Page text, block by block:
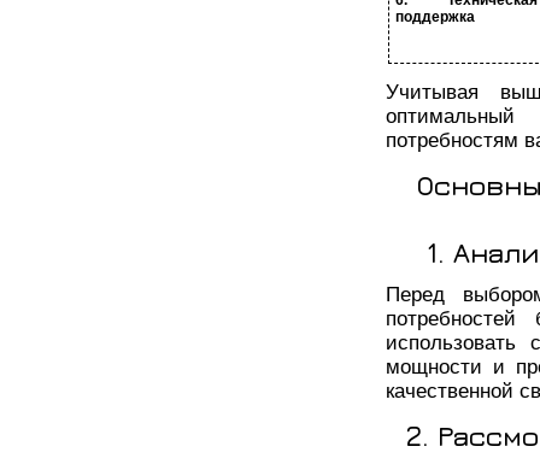
поддержка
Учитывая
потребностям
1.
Перед
потребностей
использовать
мощности и
качественной
2.